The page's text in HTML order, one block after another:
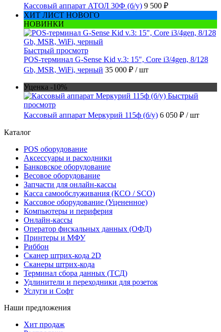
Кассовый аппарат АТОЛ 30Ф (б/у) 9 500 ₽
ХИТ ЛИСТ НОВОГО
НОВИНКИ
Быстрый просмотр
POS-терминал G-Sense Kid v.3: 15", Core i3/4gen, 8/128
Gb, MSR, WiFi, черный 35 000 ₽ / шт
Уценка -10%
Быстрый
просмотр
Кассовый аппарат Меркурий 115ф (б/у) 6 050 ₽ / шт
Каталог
POS оборудование
Аксессуары и расходники
Банковское оборудование
Весовое оборудование
Запчасти для онлайн-кассы
Касса самообслуживания (КСО / SCO)
Кассовое оборудование (Уцененное)
Компьютеры и периферия
Онлайн-кассы
Оператор фискальных данных (ОФД)
Принтеры и МФУ
Риббон
Сканер штрих-кода 2D
Сканеры штрих-кода
Терминал сбора данных (ТСД)
Удлинители и переходники для розеток
Услуги и Софт
Наши предложения
Хит продаж